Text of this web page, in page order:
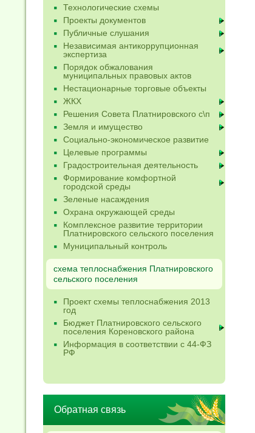
Технологические схемы
Проекты документов
Публичные слушания
Независимая антикоррупционная
экспертиза
Порядок обжалования
муниципальных правовых актов
Нестационарные торговые объекты
ЖКХ
Решения Совета Платнировского с\п
Земля и имущество
Социально-экономическое развитие
Целевые программы
Градостроительная деятельность
Формирование комфортной
городской среды
Зеленые насаждения
Охрана окружающей среды
Комплексное развитие территории
Платнировского сельского поселения
Муниципальный контроль
схема теплоснабжения Платнировского
сельского поселения
Проект схемы теплоснабжения 2013
год
Бюджет Платнировского сельского
поселения Кореновского района
Информация в соответствии с 44-ФЗ
РФ
Обратная связь